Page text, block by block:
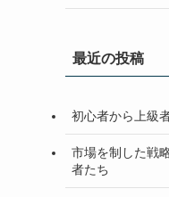
最近の投稿
初心者から上級
市場を制した戦
者たち